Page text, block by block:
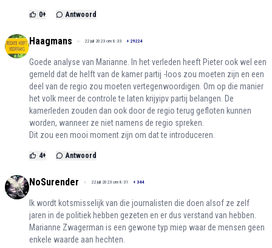
0+ Antwoord
Haagmans 22 juli 2023 om 8:33 + 29224
Goede analyse van Marianne. In het verleden heeft Pieter ook wel een
gemeld dat de helft van de kamer partij -loos zou moeten zijn en een
deel van de regio zou moeten vertegenwoordigen. Om op die manier
het volk meer de controle te laten krijyipv partij belangen. De
kamerleden zouden dan ook door de regio terug gefloten kunnen
worden, wanneer ze niet namens de regio spreken.
Dit zou een mooi moment zijn om dat te introduceren.
4+ Antwoord
NoSurender 22 juli 2023 om 8:31 + 344
Ik wordt kotsmisselijk van die journalisten die doen alsof ze zelf
jaren in de politiek hebben gezeten en er dus verstand van hebben.
Marianne Zwagerman is een gewone typ miep waar de mensen geen
enkele waarde aan hechten.